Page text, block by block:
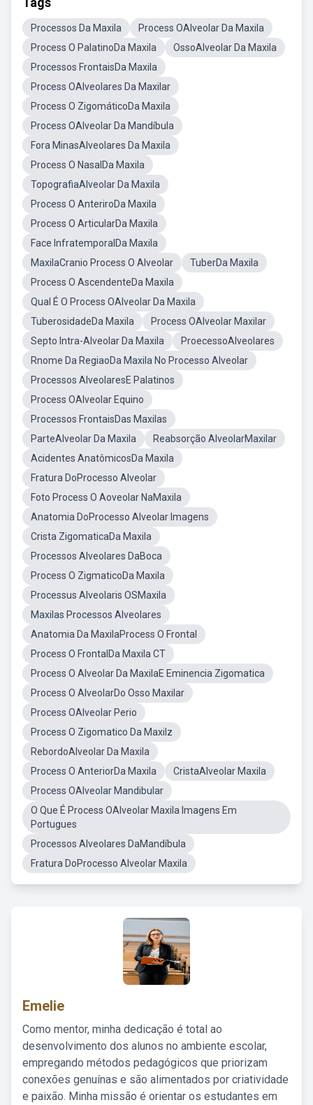
Processos Da Maxila
Process OAlveolar Da Maxila
Process O PalatinoDa Maxila
OssoAlveolar Da Maxila
Processos FrontaisDa Maxila
Process OAlveolares Da Maxilar
Process O ZigomáticoDa Maxila
Process OAlveolar Da Mandíbula
Fora MinasAlveolares Da Maxila
Process O NasalDa Maxila
TopografiaAlveolar Da Maxila
Process O AnteriroDa Maxila
Process O ArticularDa Maxila
Face InfratemporalDa Maxila
MaxilaCranio Process O Alveolar
TuberDa Maxila
Process O AscendenteDa Maxila
Qual É O Process OAlveolar Da Maxila
TuberosidadeDa Maxila
Process OAlveolar Maxilar
Septo Intra-Alveolar Da Maxila
ProecessoAlveolares
Rnome Da RegiaoDa Maxila No Processo Alveolar
Processos AlveolaresE Palatinos
Process OAlveolar Equino
Processos FrontaisDas Maxilas
ParteAlveolar Da Maxila
Reabsorção AlveolarMaxilar
Acidentes AnatômicosDa Maxila
Fratura DoProcesso Alveolar
Foto Process O Aoveolar NaMaxila
Anatomia DoProcesso Alveolar Imagens
Crista ZigomaticaDa Maxila
Processos Alveolares DaBoca
Process O ZigmaticoDa Maxila
Processus Alveolaris OSMaxila
Maxilas Processos Alveolares
Anatomia Da MaxilaProcess O Frontal
Process O FrontalDa Maxila CT
Process O Alveolar Da MaxilaE Eminencia Zigomatica
Process O AlveolarDo Osso Maxilar
Process OAlveolar Perio
Process O Zigomatico Da Maxilz
RebordoAlveolar Da Maxila
Process O AnteriorDa Maxila
CristaAlveolar Maxila
Process OAlveolar Mandibular
O Que É Process OAlveolar Maxila Imagens Em
Portugues
Processos Alveolares DaMandíbula
Fratura DoProcesso Alveolar Maxila
Emelie
Como mentor, minha dedicação é total ao
desenvolvimento dos alunos no ambiente escolar,
empregando métodos pedagógicos que priorizam
conexões genuínas e são alimentados por criatividade
e paixão. Minha missão é orientar os estudantes em